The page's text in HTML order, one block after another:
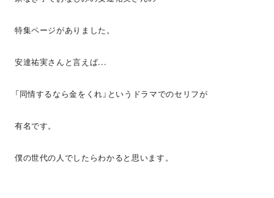
特集ページがありました。
安達祐実さんと言えば...
「同情するなら金をくれ」というドラマでのセリフが
有名です。
僕の世代の人でしたらわかると思います。